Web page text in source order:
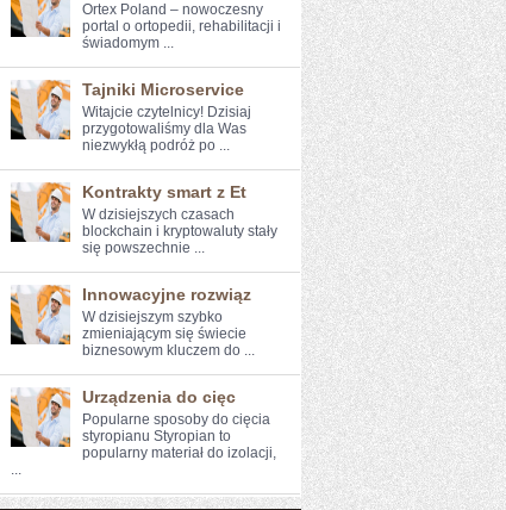
Ortex Poland – nowoczesny
portal o ortopedii, rehabilitacji i
świadomym ...
Tajniki Microservice
Witajcie czytelnicy! Dzisiaj
przygotowaliśmy⁣ dla ‍Was
‍niezwykłą podróż po ...
Kontrakty smart z Et
W dzisiejszych‍ czasach
blockchain ‍i kryptowaluty stały‍
się powszechnie ...
Innowacyjne rozwiąz
W dzisiejszym szybko
⁤zmieniającym się świecie
biznesowym ​kluczem do ...
Urządzenia do cięc
Popularne sposoby do cięcia
styropianu Styropian to
popularny materiał do izolacji,
...